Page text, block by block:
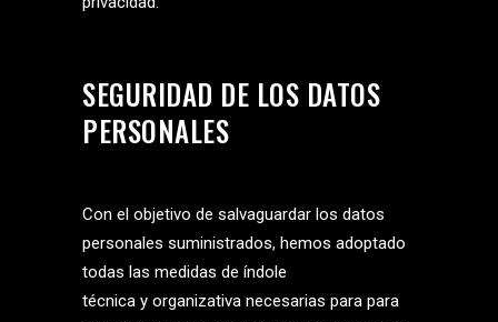
SEGURIDAD DE LOS DATOS
PERSONALES
Con el objetivo de salvaguardar los datos
personales suministrados, hemos adoptado
todas las medidas de índole
técnica y organizativa necesarias para para